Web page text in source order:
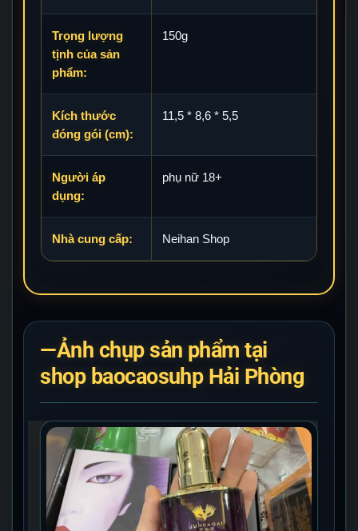
Trọng lượng
tịnh của sản
phẩm:
150g
Kích thước
đóng gói (cm):
11,5 * 8,6 * 5,5
Người áp
dụng:
phụ nữ 18+
Nhà cung cấp: Neihan Shop
—Ảnh chụp sản phẩm tại
shop baocaosuhp Hải Phòng